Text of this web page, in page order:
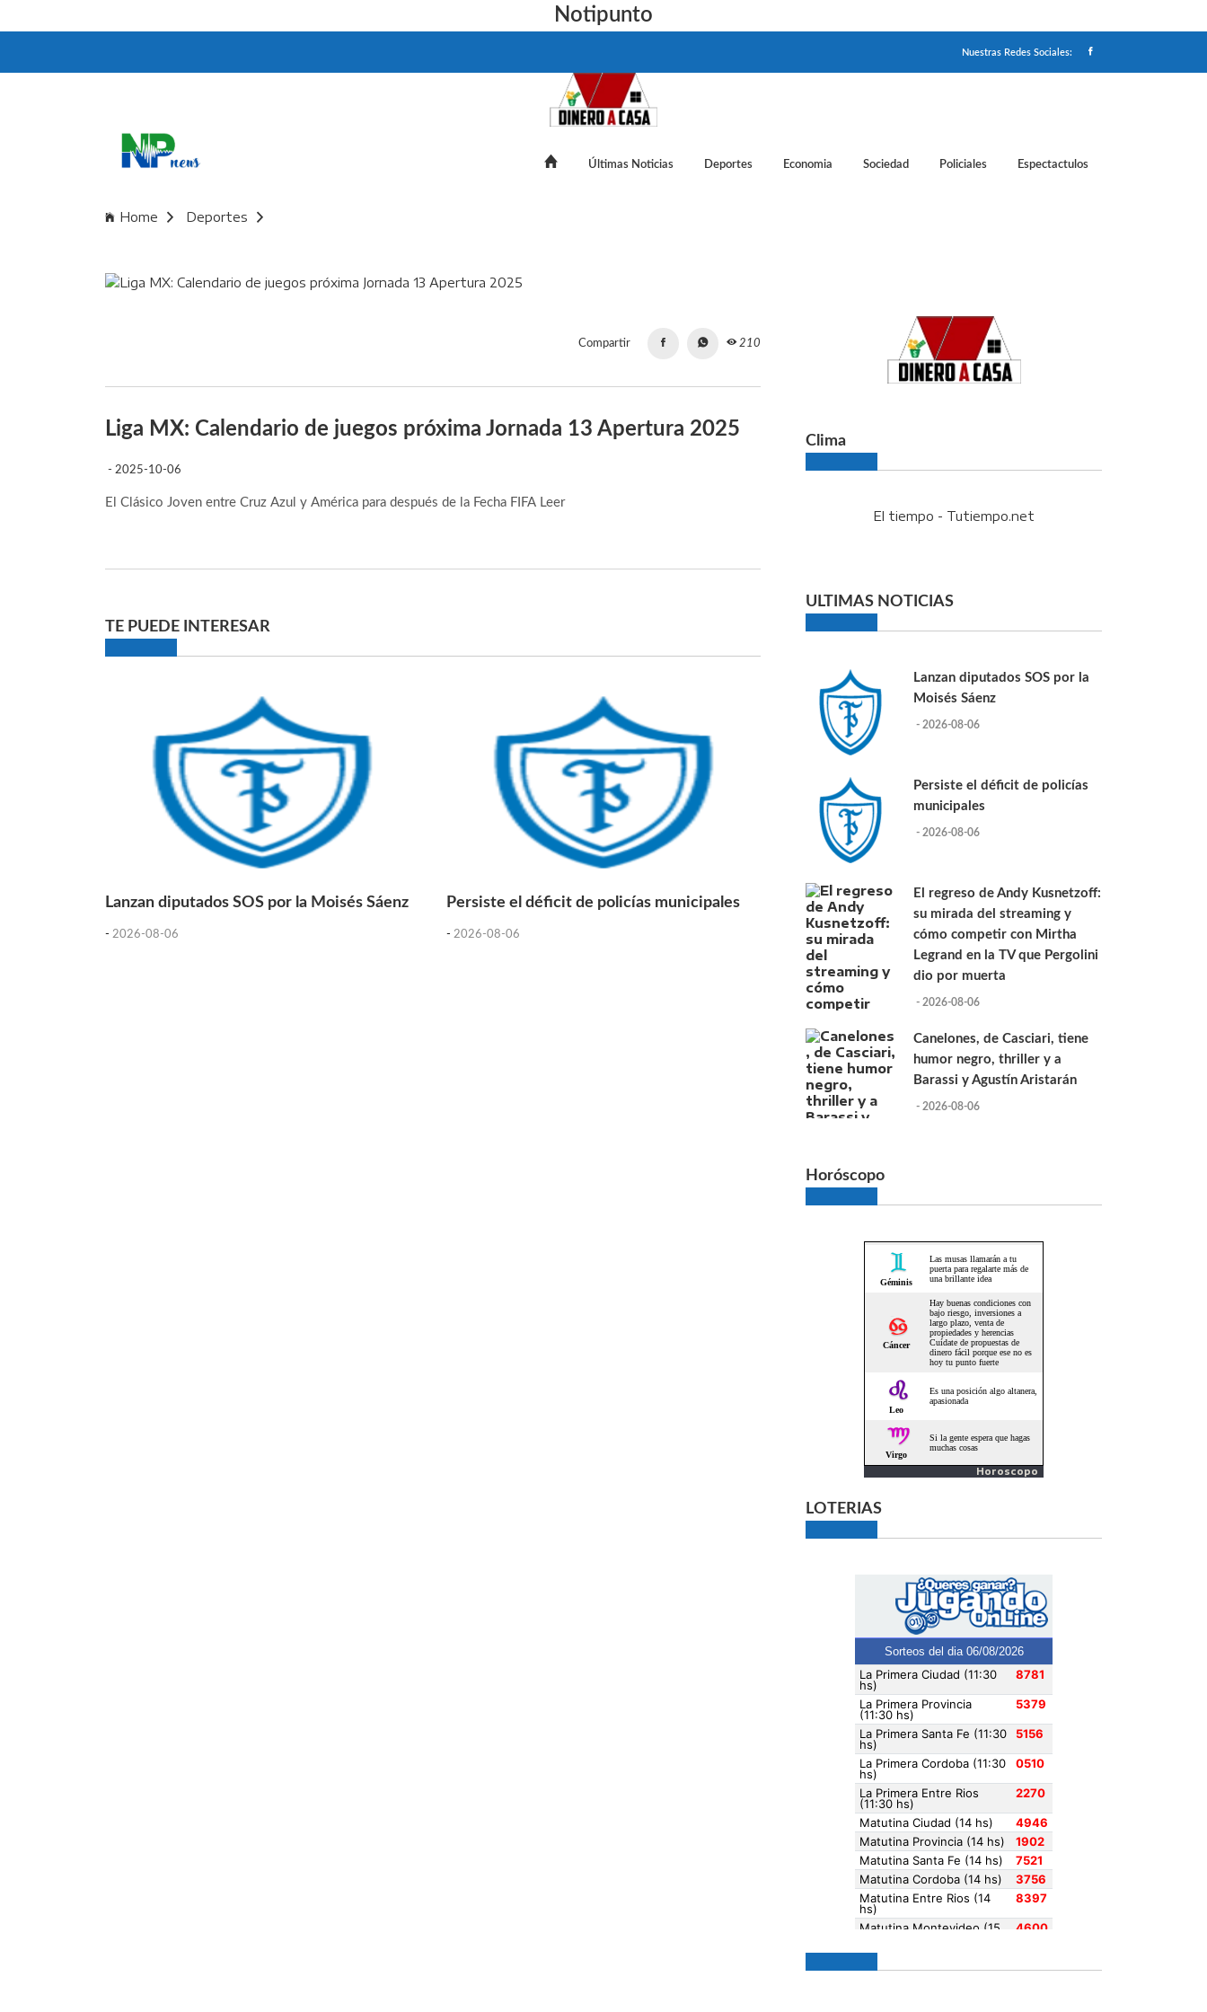
Notipunto
Nuestras Redes Sociales:
Últimas Noticias Deportes Economia Sociedad Policiales Espectactulos
Home Deportes
Compartir 210
Liga MX: Calendario de juegos próxima Jornada 13 Apertura 2025
- 2025-10-06
El Clásico Joven entre Cruz Azul y América para después de la Fecha FIFA Leer
TE PUEDE INTERESAR
Lanzan diputados SOS por la Moisés Sáenz
- 2026-08-06
Persiste el déficit de policías municipales
- 2026-08-06
Clima
El tiempo - Tutiempo.net
ULTIMAS NOTICIAS
Lanzan diputados SOS por la
Moisés Sáenz
- 2026-08-06
Persiste el déficit de policías
municipales
- 2026-08-06
El regreso de Andy Kusnetzoff:
su mirada del streaming y
cómo competir con Mirtha
Legrand en la TV que Pergolini
dio por muerta
- 2026-08-06
Canelones, de Casciari, tiene
humor negro, thriller y a
Barassi y Agustín Aristarán
- 2026-08-06
Horóscopo
Horoscopo
LOTERIAS